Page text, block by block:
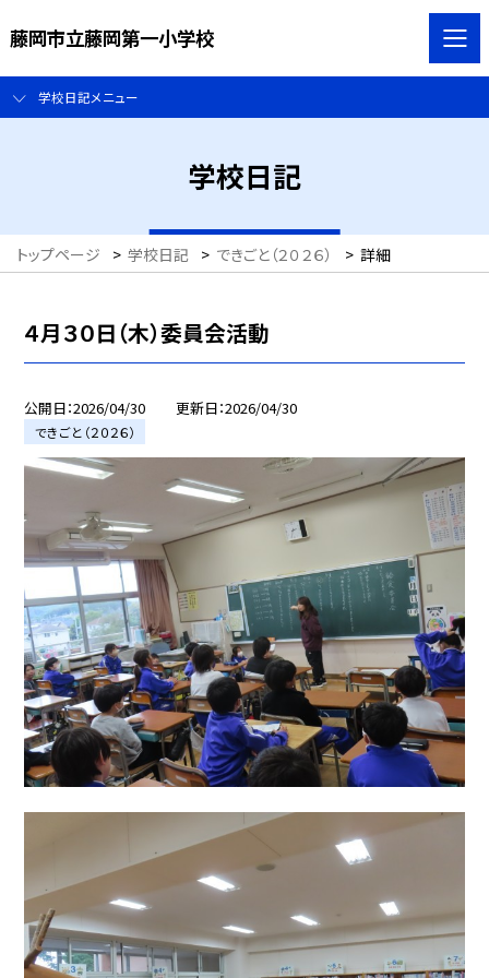
藤岡市立藤岡第一小学校
学校日記メニュー
学校日記
トップページ > 学校日記 > できごと（２０２６） > 詳細
４月３０日（木）委員会活動
公開日 2026/04/30 更新日 2026/04/30
できごと（２０２６）